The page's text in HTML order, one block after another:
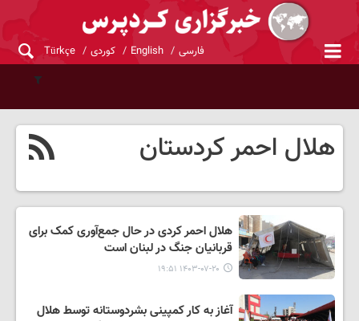
فارسی English کوردی Türkçe
هلال احمر کردستان
هلال احمر کردی در حال جمع‌آوری کمک برای
قربانیان جنگ در لبنان است
۱۴۰۳-۰۷-۲۰ ۱۹:۵۱
آغاز به کار کمپینی بشردوستانه توسط هلال